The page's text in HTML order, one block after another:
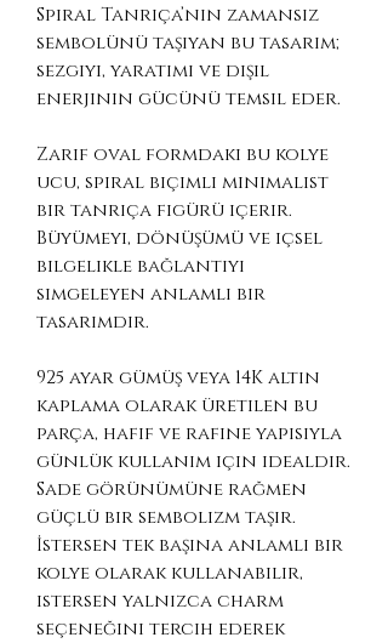
Spiral Tanrıça’nın zamansız
sembolünü taşıyan bu tasarım;
sezgiyi, yaratımı ve dişil
enerjinin gücünü temsil eder.
Zarif oval formdaki bu kolye
ucu, spiral biçimli minimalist
bir tanrıça figürü içerir.
Büyümeyi, dönüşümü ve içsel
bilgelikle bağlantıyı
simgeleyen anlamlı bir
tasarımdır.
925 ayar gümüş veya 14K altın
kaplama olarak üretilen bu
parça, hafif ve rafine yapısıyla
günlük kullanım için idealdir.
Sade görünümüne rağmen
güçlü bir sembolizm taşır.
İstersen tek başına anlamlı bir
kolye olarak kullanabilir,
istersen yalnızca charm
seçeneğini tercih ederek